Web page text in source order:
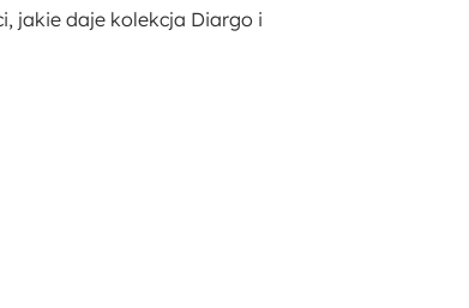
jakie daje kolekcja Diargo i